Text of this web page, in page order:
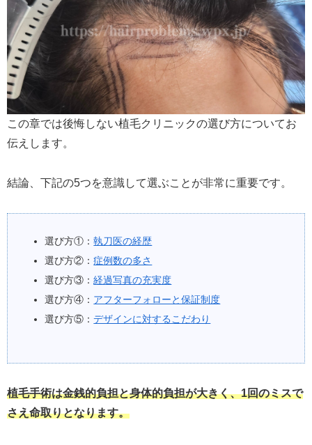
この章では後悔しない植毛クリニックの選び方についてお
伝えします。
結論、下記の5つを意識して選ぶことが非常に重要です。
選び方①：執刀医の経歴
選び方②：症例数の多さ
選び方③：経過写真の充実度
選び方④： アフターフォローと保証制度
選び方⑤：デザインに対するこだわり
植毛手術は金銭的負担と身体的負担が大きく、1回のミスで
さえ命取りとなります。